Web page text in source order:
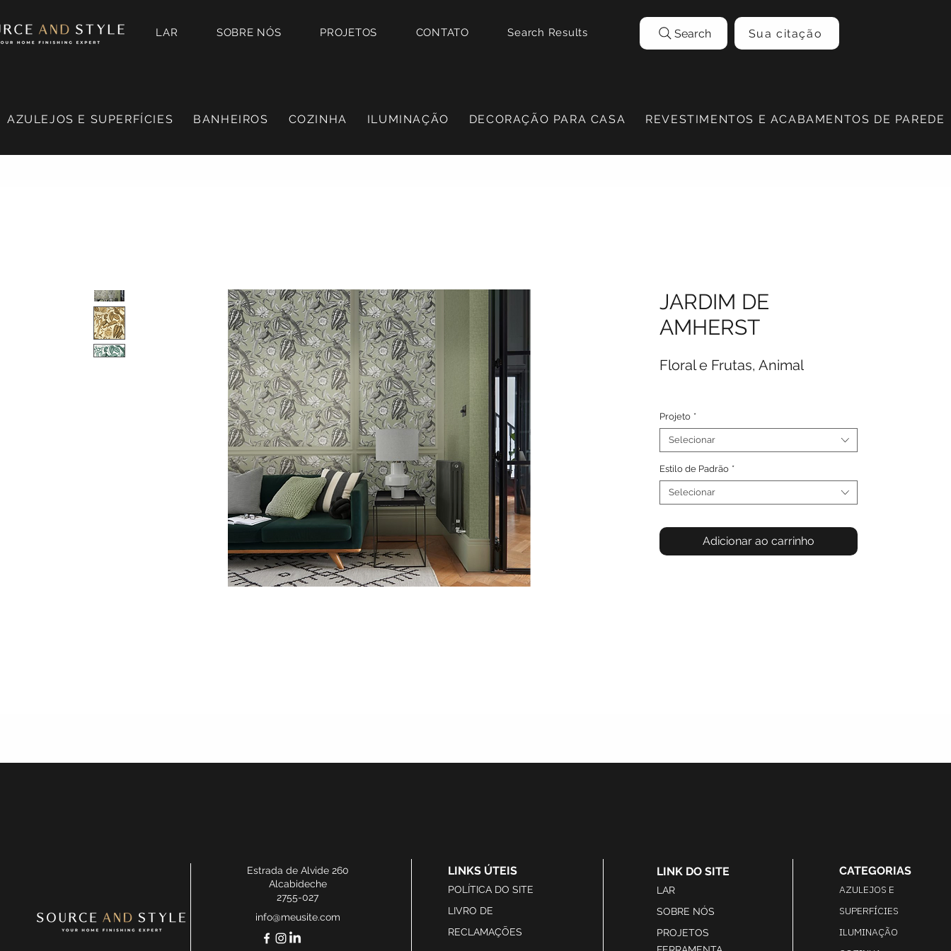
LAR SOBRE NÓS PROJETOS CONTATO Search Results Search Sua citação
AZULEJOS E SUPERFÍCIES BANHEIROS COZINHA ILUMINAÇÃO DECORAÇÃO PARA CASA REVESTIMENTOS E ACABAMENTOS DE PAREDE
JARDIM DE
AMHERST
Floral e Frutas, Animal
Projeto *
Selecionar
Estilo de Padrão *
Selecionar
Adicionar ao carrinho
Estrada de Alvide 260
Alcabideche
2755-027
info@meusite.com
LINKS ÚTEIS
POLÍTICA DO SITE
LIVRO DE
RECLAMAÇÕES
LINK DO SITE
LAR
SOBRE NÓS
PROJETOS
CATEGORIAS
AZULEJOS E
SUPERFÍCIES
ILUMINAÇÃO